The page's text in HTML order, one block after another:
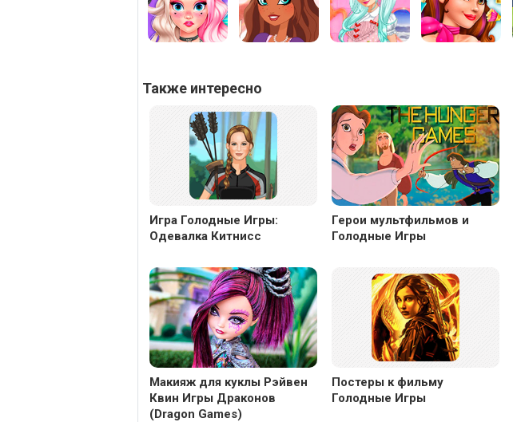
Также интересно
Игра Голодные Игры:
Одевалка Китнисс
Герои мультфильмов и
Голодные Игры
Макияж для куклы Рэйвен
Квин Игры Драконов
(Dragon Games)
Постеры к фильму
Голодные Игры